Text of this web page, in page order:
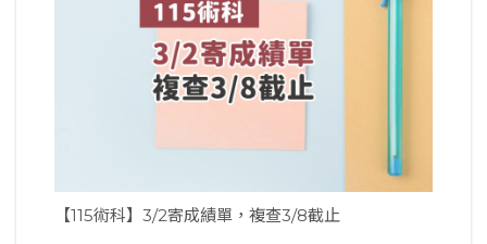
【115術科】3/2寄成績單，複查3/8截止